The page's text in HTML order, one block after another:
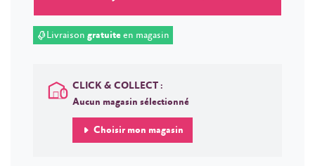
Livraison gratuiteen magasin
CLICK & COLLECT :
Aucun magasin sélectionné
Choisir mon magasin